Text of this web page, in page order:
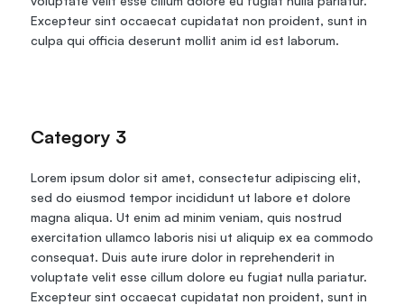
Excepteur sint occaecat cupidatat non proident, sunt in
culpa qui officia deserunt mollit anim id est laborum.
Category 3
Lorem ipsum dolor sit amet, consectetur adipiscing elit,
sed do eiusmod tempor incididunt ut labore et dolore
magna aliqua. Ut enim ad minim veniam, quis nostrud
exercitation ullamco laboris nisi ut aliquip ex ea commodo
consequat. Duis aute irure dolor in reprehenderit in
voluptate velit esse cillum dolore eu fugiat nulla pariatur.
Excepteur sint occaecat cupidatat non proident, sunt in